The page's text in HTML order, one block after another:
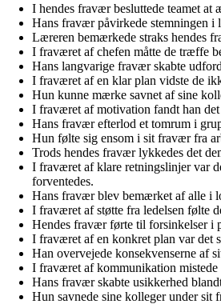
I hendes fravær besluttede teamet at
Hans fravær påvirkede stemningen i
Læreren bemærkede straks hendes
I fraværet af chefen måtte de træffe
Hans langvarige fravær skabte
I fraværet af en klar plan vidste de
Hun kunne mærke savnet af sine
I fraværet af motivation fandt han
Hans fravær efterlod et tomrum i
Hun følte sig ensom i sit fravær fra
Trods hendes fravær lykkedes det
I fraværet af klare retningslinjer var
forventedes.
Hans fravær blev bemærket af alle i
I fraværet af støtte fra ledelsen følte
Hendes fravær førte til forsinkelser i
I fraværet af en konkret plan var det
Han overvejede konsekvenserne af
I fraværet af kommunikation mistede
Hans fravær skabte usikkerhed
Hun savnede sine kolleger under sit